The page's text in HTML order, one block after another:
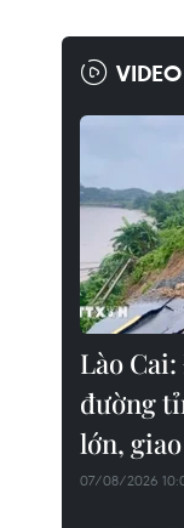
VIDEO
Lào
đường
lớn,
07/08/2026